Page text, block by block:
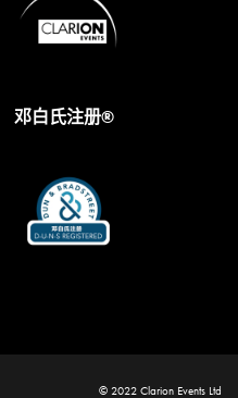
邓白氏注册®
© 2022 Clarion Events Ltd